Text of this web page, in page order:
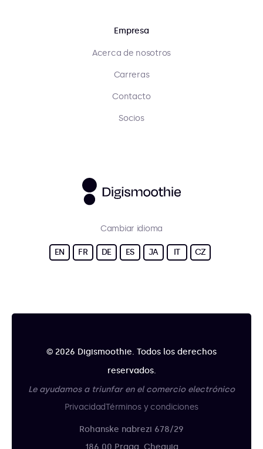
Empresa
Acerca de nosotros
Carreras
Contacto
Socios
Cambiar idioma
EN FR DE ES JA IT CZ
© 2026 Digismoothie. Todos los derechos
reservados.
Le ayudamos a triunfar en el comercio electrónico
PrivacidadTérminos y condiciones
Rohanske nabrezi 678/29